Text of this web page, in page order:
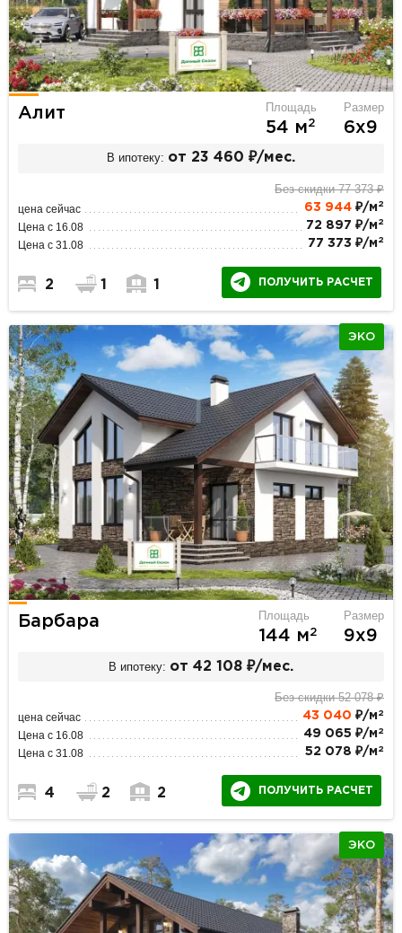
Алит Площадь
54 м2
Размер
6х9
В ипотеку: от 23 460 ₽/мес.
Без скидки 77 373 ₽
цена сейчас 63 944₽/м 2
Цена с 16.08 72 897 ₽/м 2
Цена с 31.08 77 373 ₽/м 2
2 1 1 ПОЛУЧИТЬ РАСЧЕТ
ЭКО
Барбара Площадь
144 м2
Размер
9х9
В ипотеку: от 42 108 ₽/мес.
Без скидки 52 078 ₽
цена сейчас 43 040 ₽/м 2
Цена с 16.08 49 065 ₽/м 2
Цена с 31.08 52 078 ₽/м 2
4 2 2 ПОЛУЧИТЬ РАСЧЕТ
ЭКО